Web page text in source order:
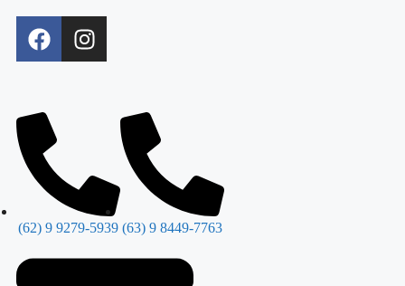
(62) 9 9279-5939 (63) 9 8449-7763